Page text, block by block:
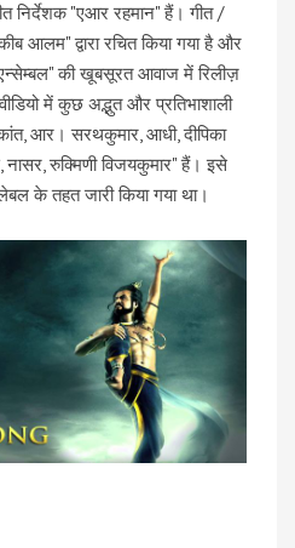
निर्देशक "एआर रहमान" हैं। गीत /
आलम" द्वारा रचित किया गया है और
की खूबसूरत आवाज में रिलीज़
में कुछ अद्भुत और प्रतिभाशाली
आर। सरथकुमार, आधी, दीपिका
नासर, रुक्मिणी विजयकुमार" हैं। इसे
के तहत जारी किया गया था।